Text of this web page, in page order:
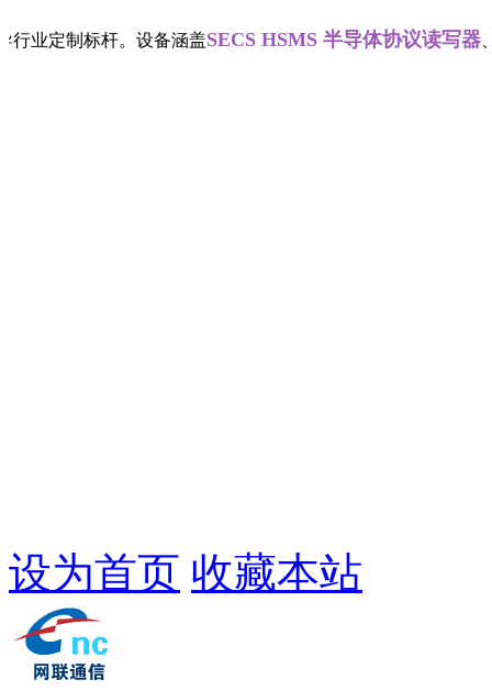
制标杆。设备涵盖SECS HSMS 半导体协议读写器、螺丝
设为首页 收藏本站